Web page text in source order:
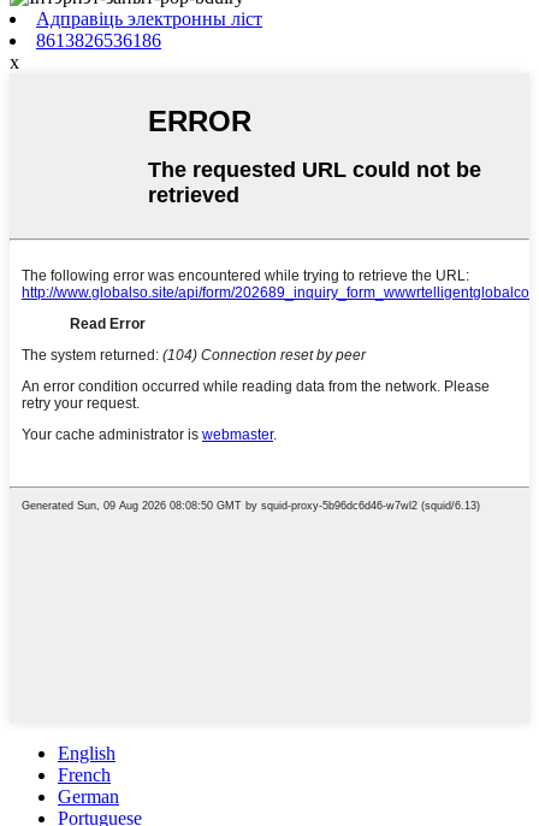
Адправіць электронны ліст
8613826536186
x
English
French
German
Portuguese